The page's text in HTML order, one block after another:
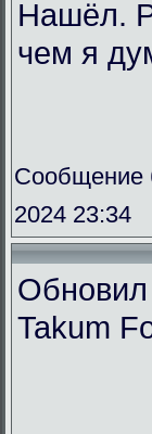
Нашёл.
чем я
Сообщение
2024 23:34
Обновил
Takum